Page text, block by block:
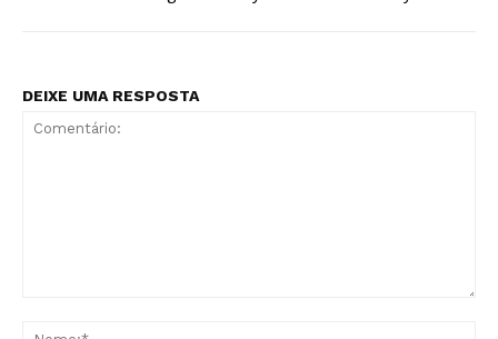
DEIXE UMA RESPOSTA